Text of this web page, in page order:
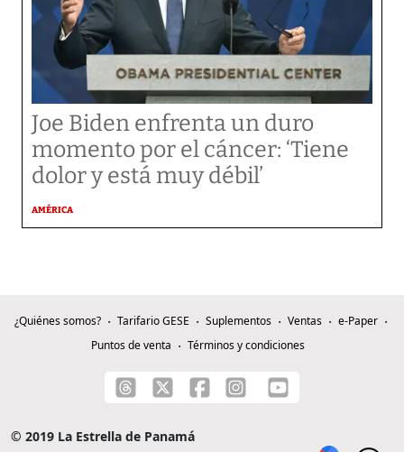
Joe Biden enfrenta un duro
momento por el cáncer: ‘Tiene
dolor y está muy débil’
AMÉRICA
¿Quiénes somos? Tarifario GESE Suplementos Ventas
e-Paper
Puntos de venta
Términos y condiciones
© 2019 La Estrella de Panamá